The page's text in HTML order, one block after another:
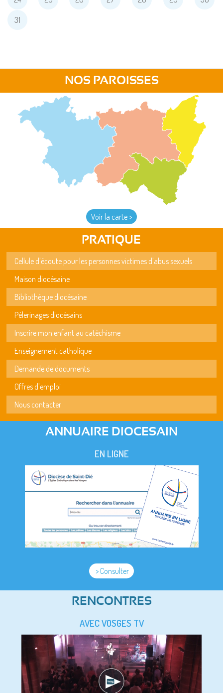
31
NOS PAROISSES
Voir la carte >
PRATIQUE
Cellule d'écoute pour les personnes victimes d'abus sexuels
Maison diocésaine
Bibliothèque diocésaine
Pèlerinages diocésains
Inscrire mon enfant au catéchisme
Enseignement catholique
Demande de documents
Offres d'emploi
Nous contacter
ANNUAIRE DIOCESAIN
EN LIGNE
> Consulter
RENCONTRES
AVEC VOSGES TV